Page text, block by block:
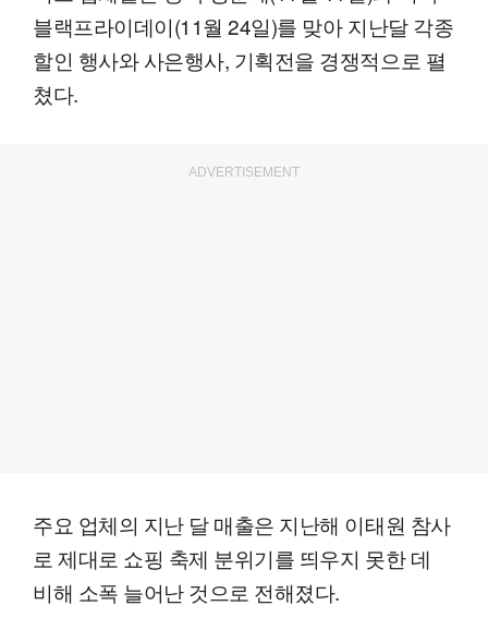
블랙프라이데이(11월 24일)를 맞아 지난달 각종
할인 행사와 사은행사, 기획전을 경쟁적으로 펼
쳤다.
ADVERTISEMENT
주요 업체의 지난 달 매출은 지난해 이태원 참사
로 제대로 쇼핑 축제 분위기를 띄우지 못한 데
비해 소폭 늘어난 것으로 전해졌다.